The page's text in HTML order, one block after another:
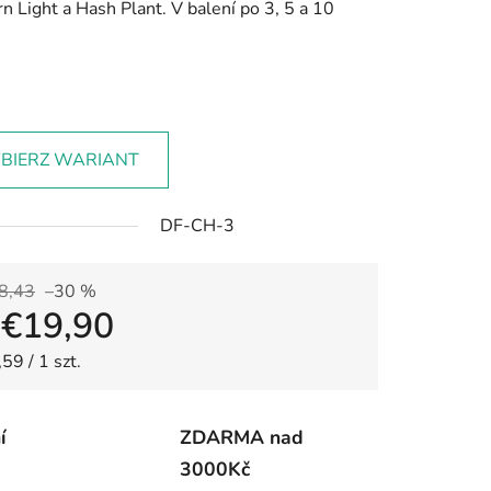
Light a Hash Plant. V balení po 3, 5 a 10
WARIANT
DF-CH-3
–30 %
€19,90
/ 1 szt.
ZDARMA nad
3000Kč